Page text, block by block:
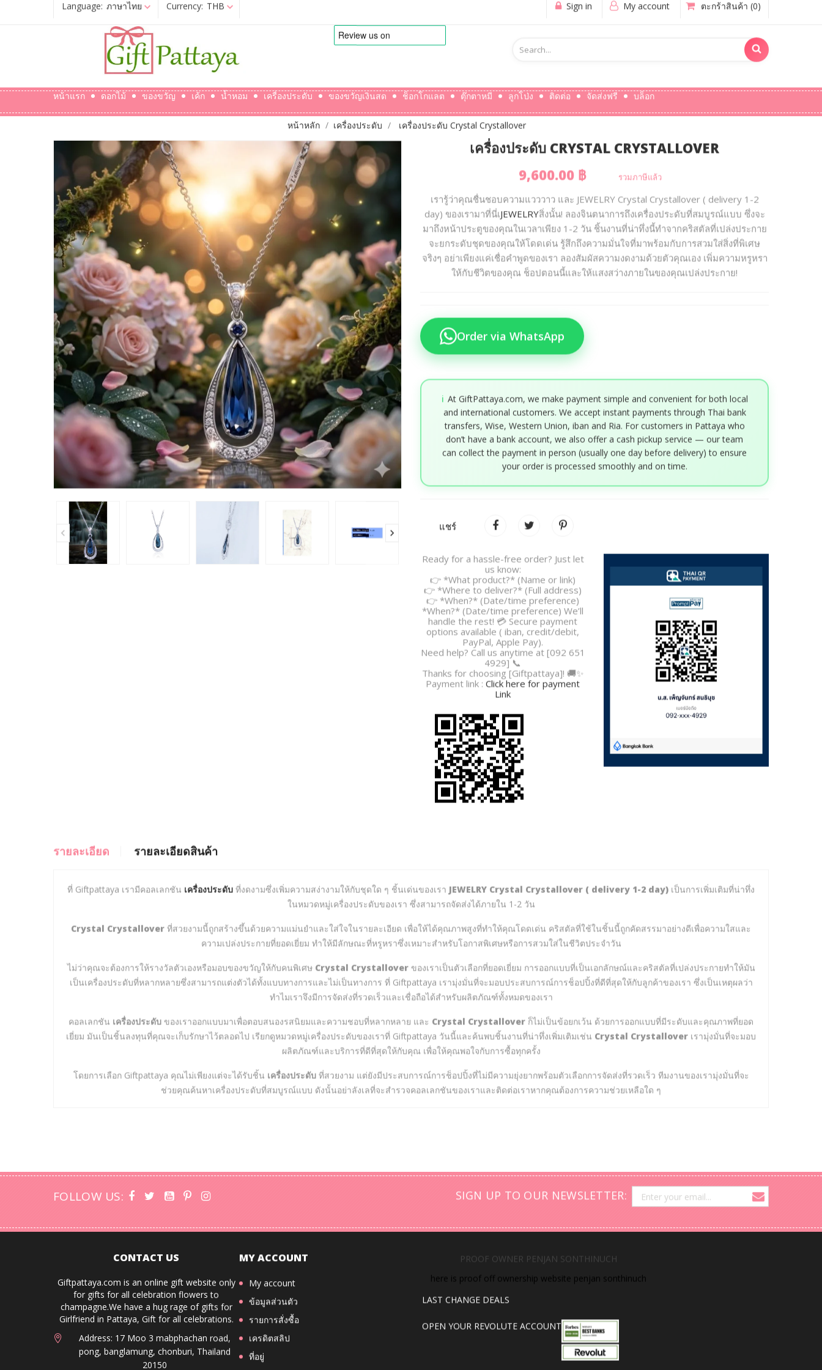
Language: ภาษาไทย Currency: THB My account
Sign in ตะกร้าสินค้า (0)
หน้าแรก ดอกไม้ ของขวัญ เค้ก น้ำหอม เครื่องประดับ ของขวัญเงินสด ช็อกโกแลต ตุ๊กตาหมี ลูกโป่ง ติดต่อ จัดส่งฟรี บล็อก
หน้าหลัก เครื่องประดับ เครื่องประดับ Crystal Crystallover
เครื่องประดับ CRYSTAL CRYSTALLOVER
9,600.00 ฿
เรารู้ว่าคุณชื่นชอบความแวววาว และ JEWELRY Crystal Crystallover ( delivery 1-2
day) ของเรามาที่นี่เJEWELRY สิ่งนั้น! ลองจินตนาการถึงเครื่องประดับที่สมบูรณ์แบบ ซึ่งจะ
มาถึงหน้าประตูของคุณในเวลาเพียง 1-2 วัน ชิ้นงานที่น่าทึ่งนี้ทำจากคริสตัลที่เปล่งประกาย
จะยกระดับชุดของคุณให้โดดเด่น รู้สึกถึงความมั่นใจที่มาพร้อมกับการสวมใส่สิ่งที่พิเศษ
จริงๆ อย่าเพียงแค่เชื่อคำพูดของเรา ลองสัมผัสความงดงามด้วยตัวคุณเอง เพิ่มความหรูหรา
ให้กับชีวิตของคุณ ช็อปตอนนี้และให้แสงสว่างภายในของคุณเปล่งประกาย!
Order via WhatsApp
At GiftPattaya.com, we make payment simple and convenient for both local
and international customers. We accept instant payments through Thai bank
transfers, Wise, Western Union, iban and Ria. For customers in Pattaya who
don’t have a bank account, we also offer a cash pickup service — our team
can collect the payment in person (usually one day before delivery) to ensure
your order is processed smoothly and on time.
แชร์
Ready for a hassle-free order? Just let
us know:
👉 *What product?* (Name or link)
👉 *Where to deliver?* (Full address)
👉 *When?* (Date/time preference)
*When?* (Date/time preference) We’ll
handle the rest! 💳 Secure payment
options available ( iban, credit/debit,
PayPal, Apple Pay).
Need help? Call us anytime at [092 651
4929] 📞
Thanks for choosing [Giftpattaya]! 🚚✨
Payment link : Click here for payment
Link
รายละเอียด รายละเอียดสินค้า
ที่ Giftpattaya เรามีคอลเลกชัน ที่งดงามซึ่งเพิ่มความสง่างามให้กับชุดใด ๆ ชิ้นเด่นของเราJEWELRY Crystal Crystallover ( delivery 1-2 day)
ในหมวดหมู่เครื่องประดับของเรา ซึ่งสามารถจัดส่งได้ภายใน 1-2 วัน
Crystal Crystallover
ที่สวยงามนี้ถูกสร้างขึ้นด้วยความแม่นยำและใส่ใจในรายละเอียด เพื่อให้ได้คุณภาพสูงที่ทำให้คุณโดดเด่น คริสตัลที่ใช้ในชิ้นนี้ถูกคัดสรรมาอย่างดีเพื่อความใสและ
ความเปล่งประกายที่ยอดเยี่ยม ทำให้มีลักษณะที่หรูหราซึ่งเหมาะสำหรับโอกาสพิเศษหรือการสวมใส่ในชีวิตประจำวัน
ไม่ว่าคุณจะต้องการให้รางวัลตัวเองหรือมอบของขวัญให้กับคนพิเศษ Crystal Crystallover
ของเราเป็นตัวเลือกที่ยอดเยี่ยม การออกแบบที่เป็นเอกลักษณ์และคริสตัลที่เปล่งประกายทำให้มัน
เป็นเครื่องประดับที่หลากหลายซึ่งสามารถแต่งตัวได้ทั้งแบบทางการและไม่เป็นทางการ ที่ Giftpattaya เรามุ่งมั่นที่จะมอบประสบการณ์การช็อปปิ้งที่ดีที่สุดให้กับลูกค้าของเรา ซึ่งเป็นเหตุผลว่า
คอลเลกชัน เครื่องประดับ ของเราออกแบบมาเพื่อตอบสนองรสนิยมและความชอบที่หลากหลาย และ Crystal Crystallover ก็ไม่เป็นข้อยกเว้น ด้วยการออกแบบที่มีระดับและคุณภาพที่ยอด
เยี่ยม มันเป็นชิ้นลงทุนที่คุณจะเก็บรักษาไว้ตลอดไป เรียกดูหมวดหมู่เครื่องประดับของเราที่ Giftpattaya วันนี้และค้นพบชิ้นงานที่น่าทึ่งเพิ่มเติมเช่น
Crystal Crystallover
เรามุ่งมั่นที่จะมอบ
ผลิตภัณฑ์และบริการที่ดีที่สุดให้กับคุณ เพื่อให้คุณพอใจกับการซื้อทุกครั้ง
โดยการเลือก Giftpattaya คุณไม่เพียงแต่จะได้รับชิ้น เครื่องประดับ
ที่สวยงาม แต่ยังมีประสบการณ์การช็อปปิ้งที่ไม่มีความยุ่งยากพร้อมตัวเลือกการจัดส่งที่รวดเร็ว ทีมงานของเรามุ่งมั่นที่จะ
ช่วยคุณค้นหาเครื่องประดับที่สมบูรณ์แบบ ดังนั้นอย่าลังเลที่จะสำรวจคอลเลกชันของเราและติดต่อเราหากคุณต้องการความช่วยเหลือใด ๆ
SIGN UP TO OUR NEWSLETTER:
FOLLOW US:
CONTACT US
Giftpattaya.com is an online gift website only
for gifts for all celebration flowers to
champagne.We have a hug rage of gifts for
Girlfriend in Pattaya, Gift for all celebrations.
Address: 17 Moo 3 mabphachan road,
pong, banglamung, chonburi, Thailand
MY ACCOUNT
My account
ข้อมูลส่วนตัว
รายการสั่งซื้อ
เครดิตสลิป
ที่อยู่
PROOF OWNER PENJAN SONTHINUCH
here is proof off ownership website penjan sonthinuch